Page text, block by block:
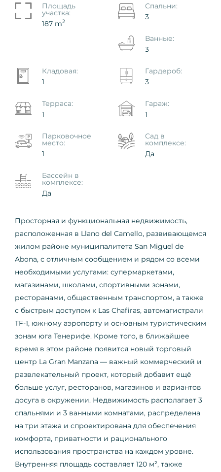
Площадь
участка:
187 m2
Спальни:
3
Ванные:
3
Кладовая:
1
Гардероб:
3
Терраса:
1
Гараж:
1
Парковочное
место:
1
Сад в
комплексе:
Да
Бассейн в
комплексе:
Да
Просторная и функциональная недвижимость,
расположенная в Llano del Camello, развивающемся
жилом районе муниципалитета San Miguel de
Abona, с отличным сообщением и рядом со всеми
необходимыми услугами: супермаркетами,
магазинами, школами, спортивными зонами,
ресторанами, общественным транспортом, а также
с быстрым доступом к Las Chafiras, автомагистрали
TF-1, южному аэропорту и основным туристическим
зонам юга Тенерифе. Кроме того, в ближайшее
время в этом районе появится новый торговый
центр La Gran Manzana — важный коммерческий и
развлекательный проект, который добавит ещё
больше услуг, ресторанов, магазинов и вариантов
досуга в окружении. Недвижимость располагает 3
спальнями и 3 ванными комнатами, распределена
на три этажа и спроектирована для обеспечения
комфорта, приватности и рационального
использования пространства на каждом уровне.
Внутренняя площадь составляет 120 м², также